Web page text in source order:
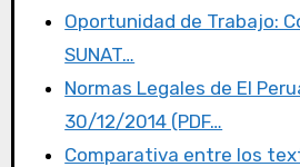
Oportunidad de Trabajo:
SUNAT…
Normas Legales de El
30/12/2014 (PDF…
Comparativa entre los